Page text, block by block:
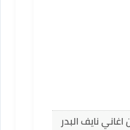
نايف البدر